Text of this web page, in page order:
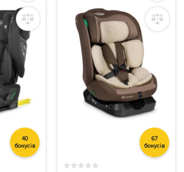
40
бонусів
67
бонусів
★★★★★